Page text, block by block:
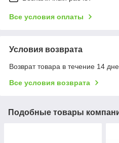
Все условия оплаты
Условия возврата
Возврат товара в течение 14
Все условия возврата
Подобные товары